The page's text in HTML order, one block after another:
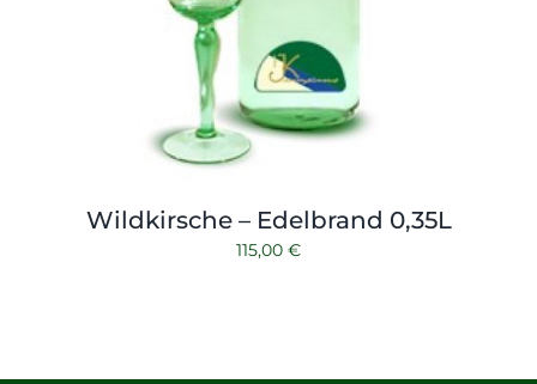
Wildkirsche – Edelbrand 0,35L
115,00 €